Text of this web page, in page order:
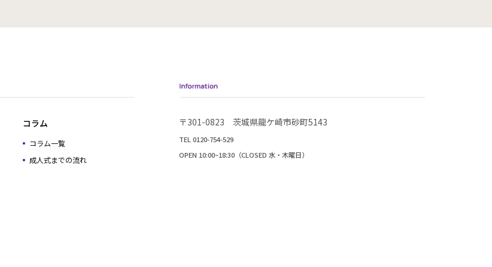
コラム
コラム一覧
成人式までの流れ
〒301-0823 茨城県龍ケ崎市砂町5143
TEL 0120-754-529
OPEN 10:00~18:30（CLOSED 水・木曜日）